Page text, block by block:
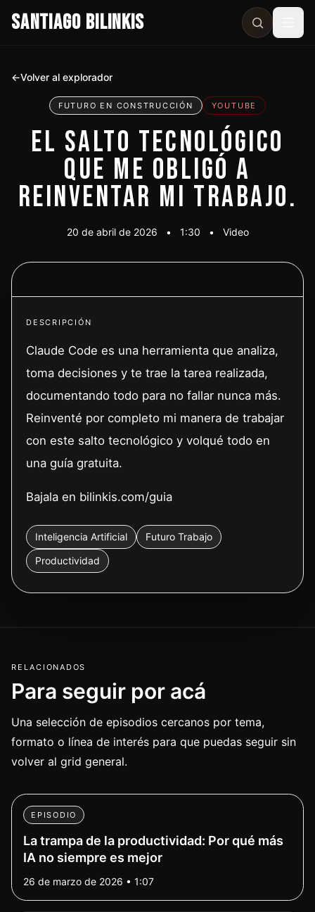
SANTIAGO BILINKIS
←Volver al explorador
FUTURO EN CONSTRUCCIÓN YOUTUBE
EL SALTO TECNOLÓGICO
QUE ME OBLIGÓ A
REINVENTAR MI TRABAJO.
20 de abril de 2026 • 1:30 • Video
DESCRIPCIÓN
Claude Code es una herramienta que analiza,
toma decisiones y te trae la tarea realizada,
documentando todo para no fallar nunca más.
Reinventé por completo mi manera de trabajar
con este salto tecnológico y volqué todo en
una guía gratuita.
Bajala en bilinkis.com/guia
Inteligencia Artificial
Futuro Trabajo
Productividad
RELACIONADOS
Para seguir por acá
Una selección de episodios cercanos por tema,
formato o línea de interés para que puedas seguir sin
volver al grid general.
EPISODIO
La trampa de la productividad: Por qué más
IA no siempre es mejor
26 de marzo de 2026 • 1:07